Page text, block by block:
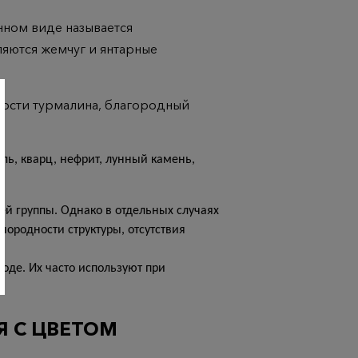
виде называется
жемчуг и янтарные
турмалина, благородный
кварц, нефрит, лунный камень,
группы. Однако в отдельных случаях
структуры, отсутствия
Их часто используют при
С ЦВЕТОМ